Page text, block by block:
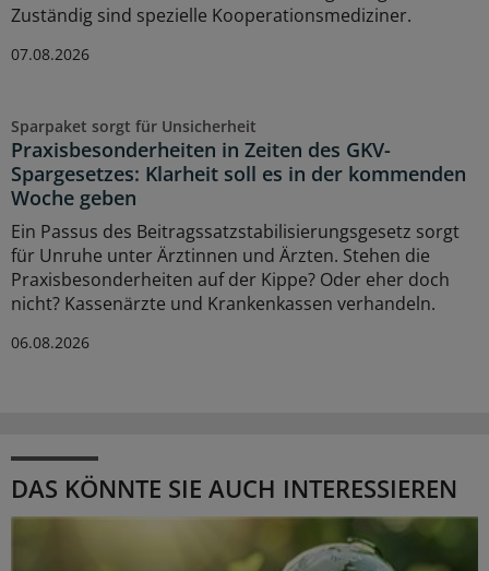
Zuständig sind spezielle Kooperationsmediziner.
07.08.2026
Sparpaket sorgt für Unsicherheit
Praxisbesonderheiten in Zeiten des GKV-
Spargesetzes: Klarheit soll es in der kommenden
Woche geben
Ein Passus des Beitragssatzstabilisierungsgesetz sorgt
für Unruhe unter Ärztinnen und Ärzten. Stehen die
Praxisbesonderheiten auf der Kippe? Oder eher doch
nicht? Kassenärzte und Krankenkassen verhandeln.
06.08.2026
DAS KÖNNTE SIE AUCH INTERESSIEREN